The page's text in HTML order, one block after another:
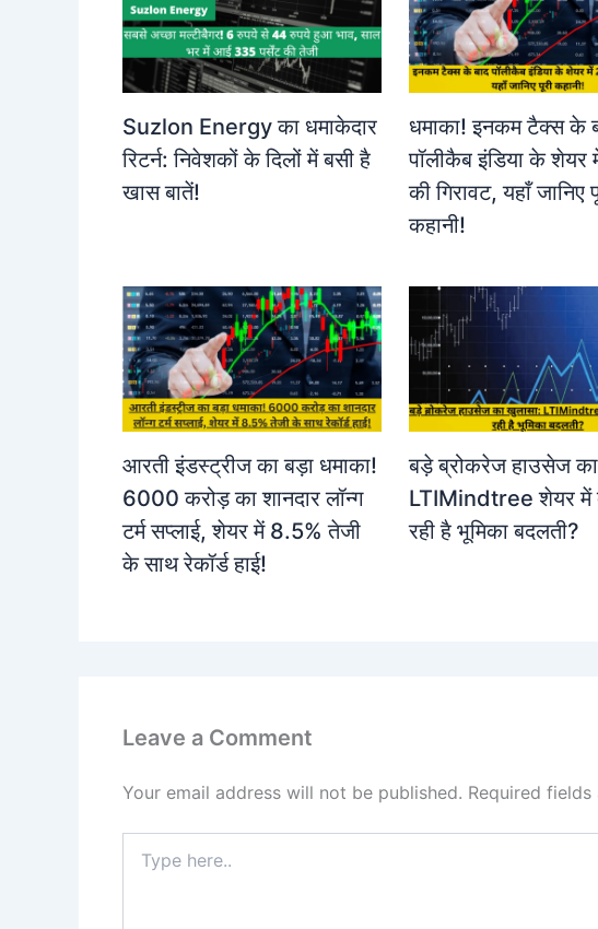
Suzlon Energy का धमाकेदार
रिटर्न: निवेशकों के दिलों में बसी है
खास बातें!
धमाका! इनकम टैक्स के
पॉलीकैब इंडिया के शेयर
की गिरावट, यहाँ जानिए
कहानी!
आरती इंडस्ट्रीज का बड़ा धमाका!
6000 करोड़ का शानदार लॉन्ग
टर्म सप्लाई, शेयर में 8.5% तेजी
के साथ रेकॉर्ड हाई!
बड़े ब्रोकरेज हाउसेज
LTIMindtree शेयर में
रही है भूमिका बदलती?
Leave a Comment
Your email address will not be published. Required fields
here..